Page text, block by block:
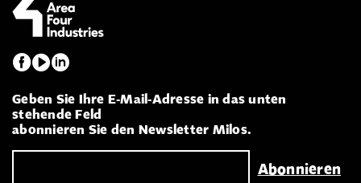
Geben Sie Ihre E-Mail-Adresse in das unten
stehende Feld
abonnieren Sie den Newsletter Milos.